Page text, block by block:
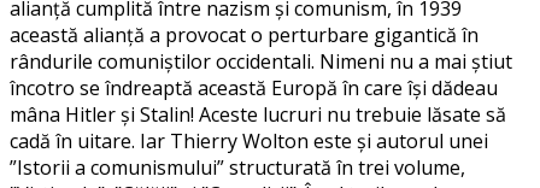
alianță cumplită între nazism și comunism, în 1939
această alianță a provocat o perturbare gigantică în
rândurile comuniștilor occidentali. Nimeni nu a mai știut
încotro se îndreaptă această Europă în care își dădeau
mâna Hitler și Stalin! Aceste lucruri nu trebuie lăsate să
cadă în uitare. Iar Thierry Wolton este și autorul unei
”Istorii a comunismului” structurată în trei volume,